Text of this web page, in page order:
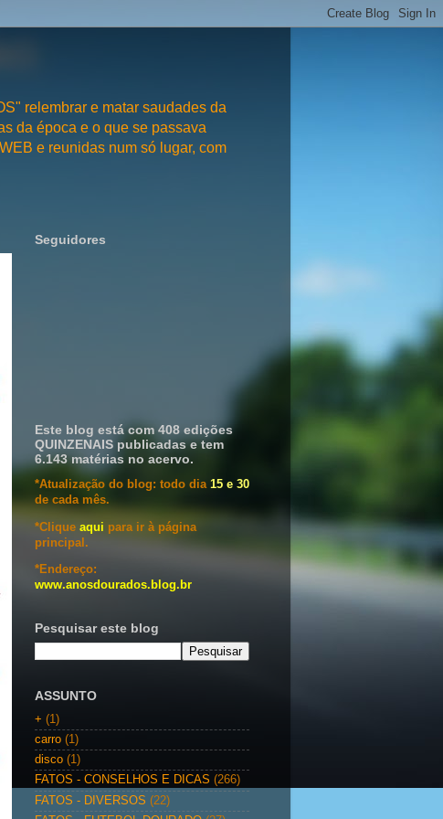
relembrar e matar saudades da
da época e o que se passava
e reunidas num só lugar, com
Seguidores
Este blog está com 408 edições
QUINZENAIS publicadas e tem
6.143 matérias no acervo.
*Atualização do blog: todo dia 15 e 30
de cada mês.
*Clique aqui para ir à página
principal.
*Endereço:
www.anosdourados.blog.br
Pesquisar este blog
ASSUNTO
+ (1)
carro (1)
disco (1)
FATOS - CONSELHOS E DICAS (266)
FATOS - DIVERSOS (22)